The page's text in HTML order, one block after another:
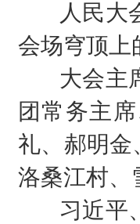
人民大会
会场穹顶上
大会主席
团常务主
礼、郝明金
洛桑江村、
习近平、